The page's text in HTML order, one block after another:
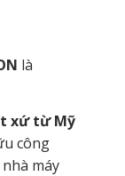
là
xứ từ Mỹ
công
máy